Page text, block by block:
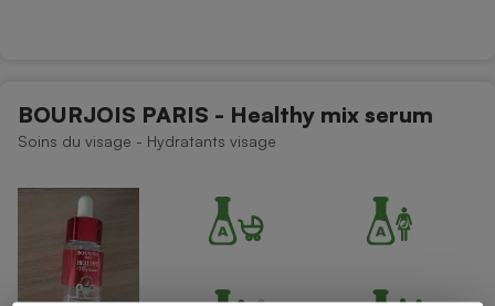
BOURJOIS PARIS - Healthy mix serum
Soins du visage - Hydratants visage